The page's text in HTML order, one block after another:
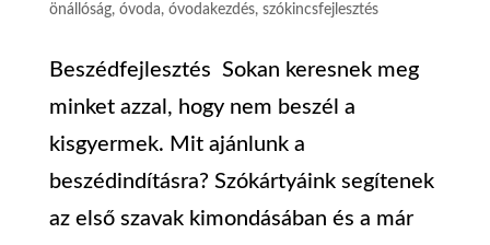
önállóság, óvoda, óvodakezdés, szókincsfejlesztés
Beszédfejlesztés Sokan keresnek meg
minket azzal, hogy nem beszél a
kisgyermek. Mit ajánlunk a
beszédindításra? Szókártyáink segítenek
az első szavak kimondásában és a már